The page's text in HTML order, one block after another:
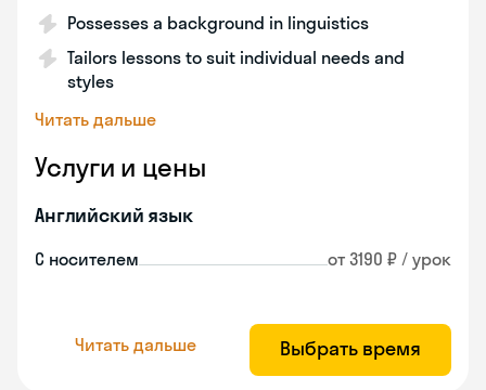
Possesses a background in linguistics
Tailors lessons to suit individual needs and
styles
Читать дальше
Услуги и цены
Английский язык
С носителем от 3190 ₽ / урок
Читать дальше Выбрать время